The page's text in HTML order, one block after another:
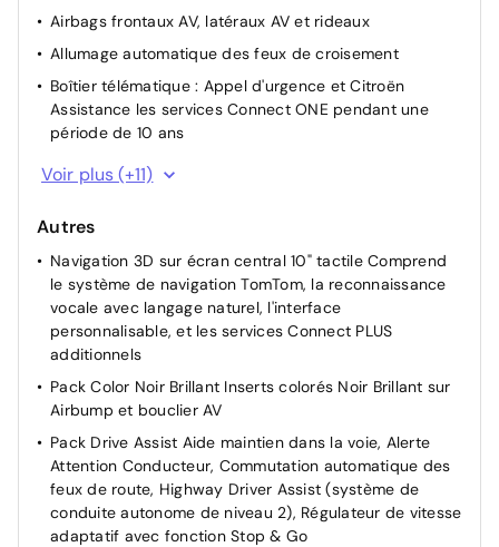
Airbags frontaux AV, latéraux AV et rideaux
Allumage automatique des feux de croisement
Boîtier télématique : Appel d'urgence et Citroën
Assistance les services Connect ONE pendant une
période de 10 ans
Caméra de recul avec Top Rear Vision
Feux AR 3D à LED
Fixations ISOFIX sur les sièges passager AV et latéraux
AR
Frein de stationnement électrique automatique
Projecteurs antibrouillard avec éclairage statique
Projecteurs LED
Rétroviseur intérieur électrochrome
TCS (Contrôle de la traction)
Vitres et lunette AR surteintées
Verrouillage centralisé
Voir plus (+11)
Autres
Navigation 3D sur écran central 10" tactile Comprend
le système de navigation TomTom, la reconnaissance
vocale avec langage naturel, l'interface
personnalisable, et les services Connect PLUS
additionnels
Pack Color Noir Brillant Inserts colorés Noir Brillant sur
Airbump et bouclier AV
Pack Drive Assist Aide maintien dans la voie, Alerte
Attention Conducteur, Commutation automatique des
feux de route, Highway Driver Assist (système de
conduite autonome de niveau 2), Régulateur de vitesse
adaptatif avec fonction Stop & Go